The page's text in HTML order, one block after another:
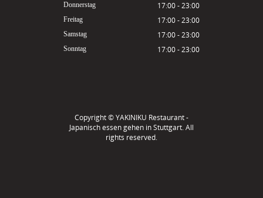
Donnerstag 17:00 - 23:00
Freitag 17:00 - 23:00
Samstag 17:00 - 23:00
Sonntag 17:00 - 23:00
Copyright ©YAKINIKU Restaurant -
Japanisch essen gehen in Stuttgart. All
rights reserved.